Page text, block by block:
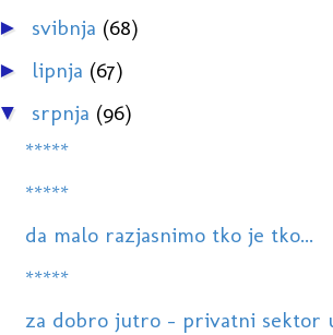
► svibnja (68)
► lipnja (67)
▼ srpnja (96)
*****
*****
da malo razjasnimo tko je tko...
*****
za dobro jutro - privatni sektor